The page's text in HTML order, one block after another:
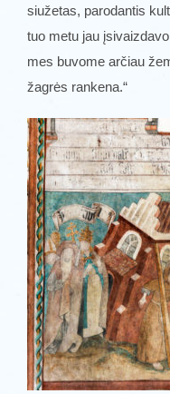
siužetas, parodantis
tuo metu jau
mes buvome arčiau
žagrės rankena.“